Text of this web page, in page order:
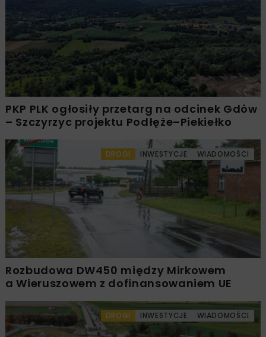
PKP PLK ogłosiły przetarg na odcinek Gdów
– Szczyrzyc projektu Podłęże–Piekiełko
DROGI INWESTYCJE WIADOMOŚCI
Rozbudowa DW450 między Mirkowem
a Wieruszowem z dofinansowaniem UE
DROGI INWESTYCJE WIADOMOŚCI